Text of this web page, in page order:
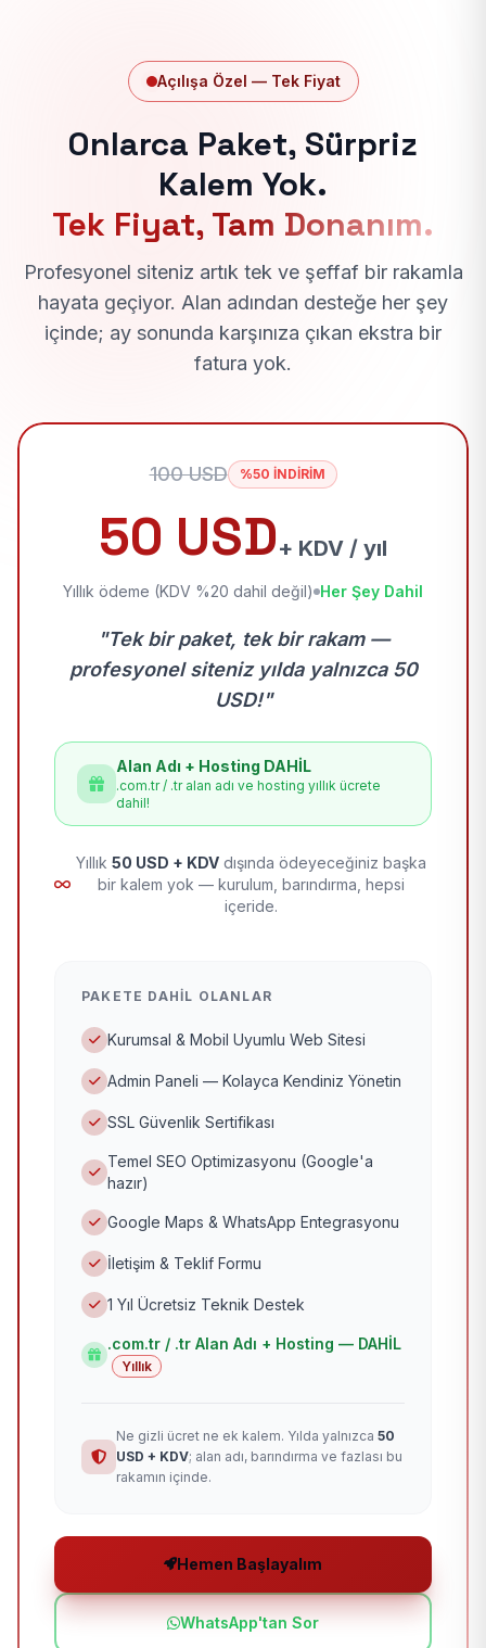
Açılışa Özel — Tek Fiyat
Onlarca Paket, Sürpriz
Kalem Yok.
Tek Fiyat, Tam Donanım.
Profesyonel siteniz artık tek ve şeffaf bir rakamla
hayata geçiyor. Alan adından desteğe her şey
içinde; ay sonunda karşınıza çıkan ekstra bir
fatura yok.
100 USD %50 İNDİRİM
50 USD+ KDV / yıl
Yıllık ödeme (KDV %20 dahil değil) Her Şey Dahil
"Tek bir paket, tek bir rakam —
profesyonel siteniz yılda yalnızca 50
USD!"
Alan Adı + Hosting DAHİL
.com.tr / .tr alan adı ve hosting yıllık ücrete
dahil!
Yıllık 50 USD + KDV dışında ödeyeceğiniz başka
bir kalem yok — kurulum, barındırma, hepsi
içeride.
PAKETE DAHIL OLANLAR
Kurumsal & Mobil Uyumlu Web Sitesi
Admin Paneli — Kolayca Kendiniz Yönetin
SSL Güvenlik Sertifikası
Temel SEO Optimizasyonu (Google'a
hazır)
Google Maps & WhatsApp Entegrasyonu
İletişim & Teklif Formu
1 Yıl Ücretsiz Teknik Destek
.com.tr / .tr Alan Adı + Hosting — DAHİL
Yıllık
Ne gizli ücret ne ek kalem. Yılda yalnızca 50
USD + KDV; alan adı, barındırma ve fazlası bu
rakamın içinde.
Hemen Başlayalım
WhatsApp'tan Sor